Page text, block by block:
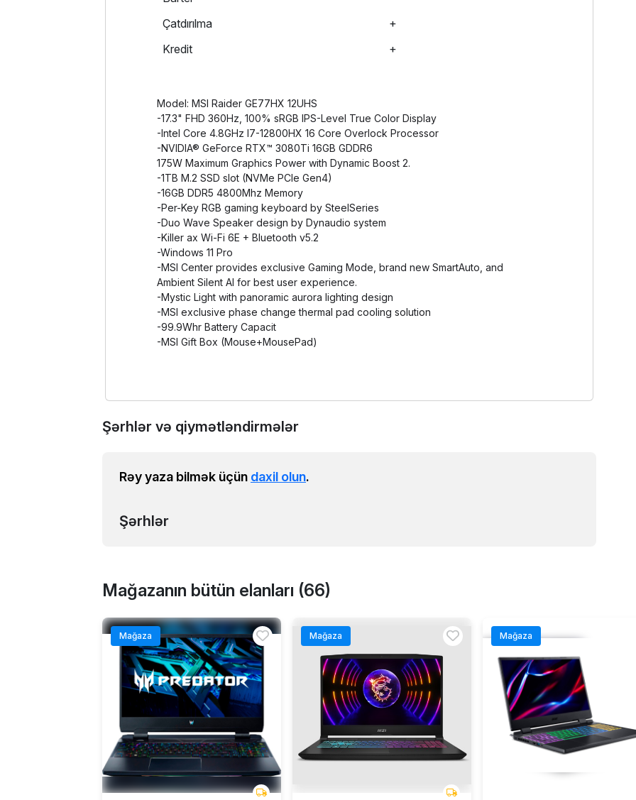
Çatdırılma
+
Kredit
+
Model: MSI Raider GE77HX 12UHS
-17.3" FHD 360Hz, 100% sRGB IPS-Level True Color Display
-Intel Core 4.8GHz I7-12800HX 16 Core Overlock Processor
-NVIDIA® GeForce RTX™ 3080Ti 16GB GDDR6
175W Maximum Graphics Power with Dynamic Boost 2.
-1TB M.2 SSD slot (NVMe PCIe Gen4)
-16GB DDR5 4800Mhz Memory
-Per-Key RGB gaming keyboard by SteelSeries
-Duo Wave Speaker design by Dynaudio system
-Killer ax Wi-Fi 6E + Bluetooth v5.2
-Windows 11 Pro
-MSI Center provides exclusive Gaming Mode, brand new SmartAuto, and
Ambient Silent AI for best user experience.
-Mystic Light with panoramic aurora lighting design
-MSI exclusive phase change thermal pad cooling solution
-99.9Whr Battery Capacit
-MSI Gift Box (Mouse+MousePad)
Şərhlər və qiymətləndirmələr
Rəy yaza bilmək üçün daxil olun.
Şərhlər
Mağazanın bütün elanları (66)
Mağaza Mağaza Mağaza